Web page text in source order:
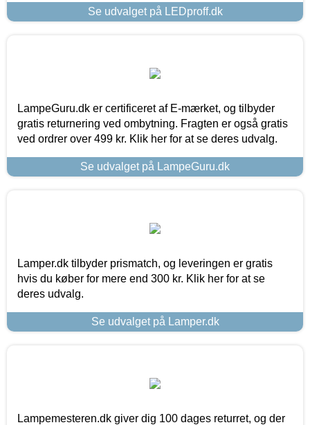
Se udvalget på LEDproff.dk
LampeGuru.dk er certificeret af E-mærket, og tilbyder
gratis returnering ved ombytning. Fragten er også gratis
ved ordrer over 499 kr. Klik her for at se deres udvalg.
Se udvalget på LampeGuru.dk
Lamper.dk tilbyder prismatch, og leveringen er gratis
hvis du køber for mere end 300 kr. Klik her for at se
deres udvalg.
Se udvalget på Lamper.dk
Lampemesteren.dk giver dig 100 dages returret, og der